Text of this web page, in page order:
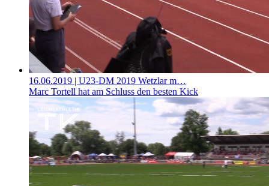
16.06.2019 | U23-DM 2019 Wetzlar m…
Marc Tortell hat am Schluss den besten Kick